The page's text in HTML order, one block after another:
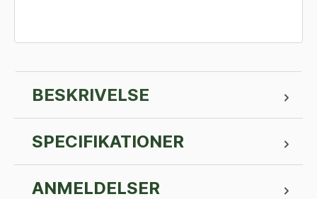
BESKRIVELSE
SPECIFIKATIONER
ANMELDELSER